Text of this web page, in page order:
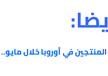
المنتجين في أوروبا خلال